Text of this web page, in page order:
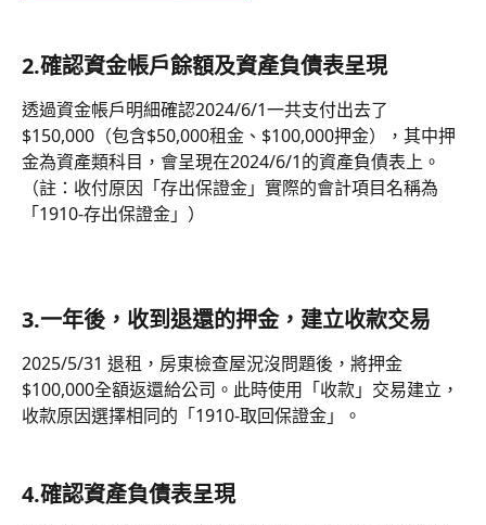
2.確認資金帳戶餘額及資產負債表呈現
透過資金帳戶明細確認2024/6/1一共支付出去了
$150,000（包含$50,000租金、$100,000押金），其中押
金為資產類科目，會呈現在2024/6/1的資產負債表上。
（註：收付原因「存出保證金」實際的會計項目名稱為
「1910-存出保證金」）
3.一年後，收到退還的押金，建立收款交易
2025/5/31 退租，房東檢查屋況沒問題後，將押金
$100,000全額返還給公司。此時使用「收款」交易建立，
收款原因選擇相同的「1910-取回保證金」。
4.確認資產負債表呈現